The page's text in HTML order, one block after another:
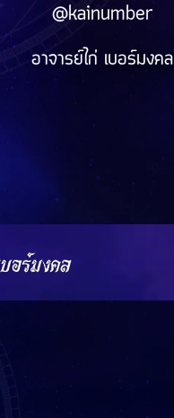
@kainumber
อาจารย์ไก่ เบอร์มงคล